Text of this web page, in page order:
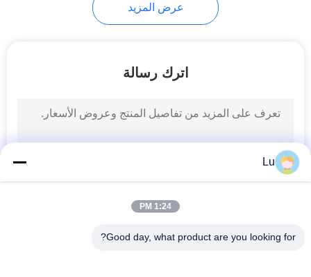
Leather.Shoes آلة
آلة قطع السجاد
11
عرض المزيد
اترك رسالة
Lu
1:24 PM
Good day, what product are you looking for?